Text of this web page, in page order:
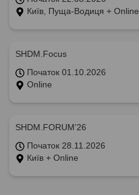
Київ, Пуща-Водиця + Online
SHDM.Focus
Початок 01.10.2026
Online
SHDM.FORUM’26
Початок 28.11.2026
Київ + Online